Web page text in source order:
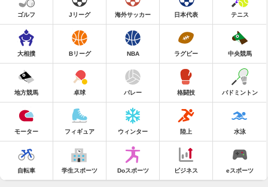
ゴルフ Jリーグ 海外サッカー 日本代表 テニス
大相撲 Bリーグ NBA ラグビー 中央競馬
地方競馬 卓球 バレー 格闘技 バドミントン
モーター フィギュア ウィンター 陸上 水泳
自転車 学生スポーツ Doスポーツ ビジネス eスポーツ